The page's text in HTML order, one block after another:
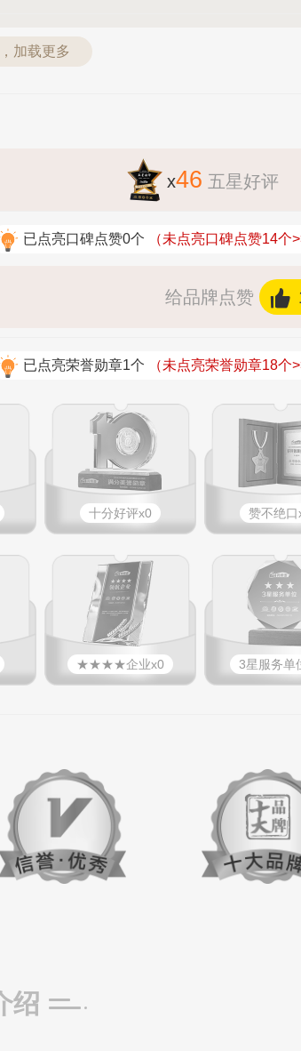
加载更多
x46 五星好评
已点亮口碑点赞0个 （未点亮口碑点赞14个
给品牌点赞
已点亮荣誉勋章1个 （未点亮荣誉勋章18个
十分好评x0 赞不绝口
★★★★企业x0 3星服务单
绍